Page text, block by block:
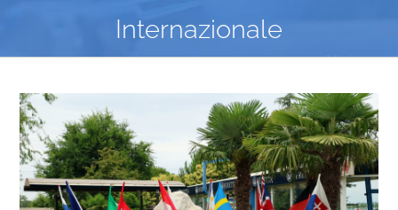
Internazionale
Ingrandisci
immagine